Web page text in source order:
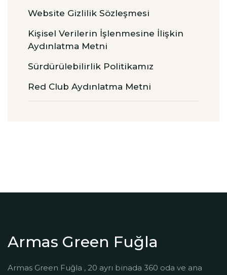
Website Gizlilik Sözleşmesi
Kişisel Verilerin İşlenmesine İlişkin
Aydınlatma Metni
Sürdürülebilirlik Politikamız
Red Club Aydınlatma Metni
Armas Green Fuğla
Armas Green Fuğla , 20 ayrı binada 360 oda ve ana